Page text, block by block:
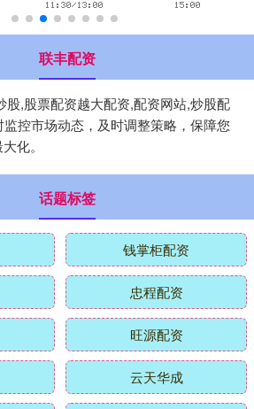
联丰配资
股,股票配资越大配资,配资网站,炒股配
控市场动态，及时调整策略，保障您
化。
话题标签
钱掌柜配资
忠程配资
旺源配资
云天华成